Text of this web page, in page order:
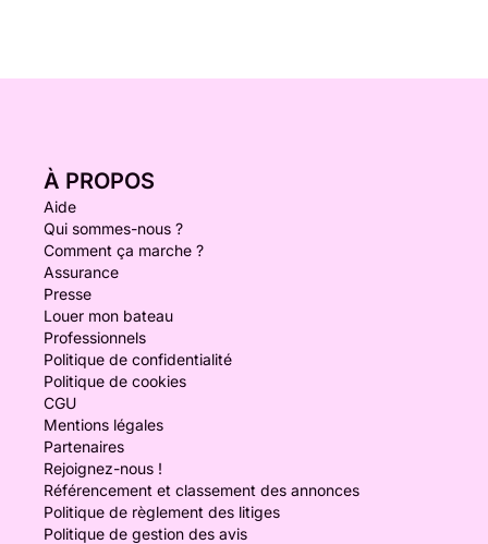
À PROPOS
Aide
Qui sommes-nous ?
Comment ça marche ?
Assurance
Presse
Louer mon bateau
Professionnels
Politique de confidentialité
Politique de cookies
CGU
Mentions légales
Partenaires
Rejoignez-nous !
Référencement et classement des annonces
Politique de règlement des litiges
Politique de gestion des avis